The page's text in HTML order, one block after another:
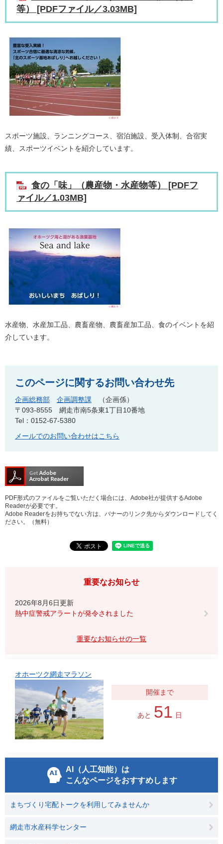
等） [PDFファイル／3.03MB]
スポーツ施設、ランニングコース、宿泊施設、受入体制、合宿実
績、スポーツイベントを紹介しています。
食の「味」（農産物・水産物等） [PDFフ
ァイル／1.03MB]
水産物、水産加工品、農畜産物、農畜産加工品、食のイベントを紹
介しています。
このページに関するお問い合わせ先
企画総務部 企画調整課
企画係
〒093-8555
網走市南5条東1丁目10番地
Tel：0152-67-5380
メールでのお問い合わせはこちら
PDF形式のファイルをご覧いただく場合には、Adobe社が提供するAdobe
Readerが必要です。
Adobe Readerをお持ちでない方は、バナーのリンク先からダウンロードしてく
ださい。（無料）
重要なお知らせ
2026年8月6日更新
熱中症警戒アラートが発令されました
重要なお知らせの一覧
オホーツク網走マラソン
あと 51 日
AI（人工知能）は
こんなページをおすすめします
まちづくり宅配トークを利用してみませんか
網走市水産科学センター